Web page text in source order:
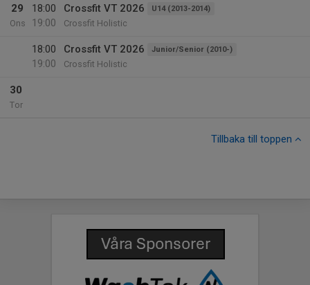
29
Ons
18:00
19:00
Crossfit VT 2026 U14 (2013-2014)
Crossfit Holistic
18:00
19:00
Crossfit VT 2026 Junior/Senior (2010-)
Crossfit Holistic
30
Tor
Tillbaka till toppen